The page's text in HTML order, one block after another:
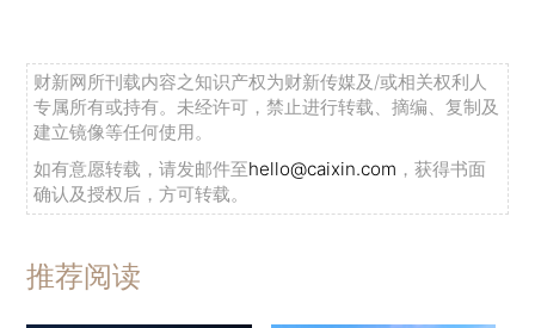
财新网所刊载内容之知识产权为财新传媒及/或相关权利人
专属所有或持有。未经许可，禁止进行转载、摘编、复制及
建立镜像等任何使用。
如有意愿转载，请发邮件至hello@caixin.com ，获得书面
确认及授权后，方可转载。
推荐阅读